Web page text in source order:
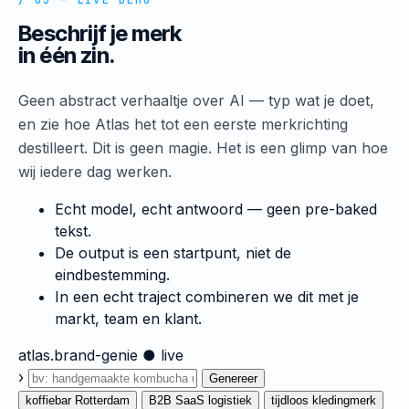
Beschrijf je merk
in één zin.
Geen abstract verhaaltje over AI — typ wat je doet,
en zie hoe Atlas het tot een eerste merkrichting
destilleert. Dit is geen magie. Het is een glimp van hoe
wij iedere dag werken.
Echt model, echt antwoord — geen pre-baked
tekst.
De output is een startpunt, niet de
eindbestemming.
In een echt traject combineren we dit met je
markt, team en klant.
atlas.brand-genie ● live
›
Genereer
koffiebar Rotterdam
B2B SaaS logistiek tijdloos kledingmerk